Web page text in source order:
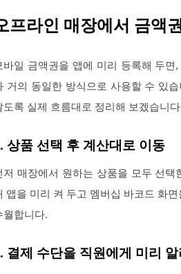
프라인 매장에서 금액
바일 금액권을 앱에 미리 등록해 두면
거의 동일한 방식으로 사용할 수 있
도록 실제 흐름대로 정리해 보겠습니
상품 선택 후 계산대로 이동
저 매장에서 원하는 상품을 모두 선택
앱을 미리 켜 두고 멤버십 바코드 화
월합니다.
결제 수단을 직원에게 미리 알